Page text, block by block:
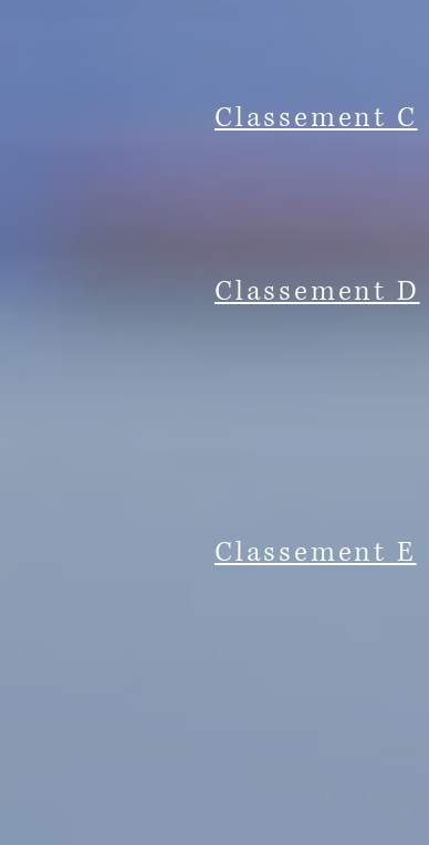
Classement C
Classement D
Classement E